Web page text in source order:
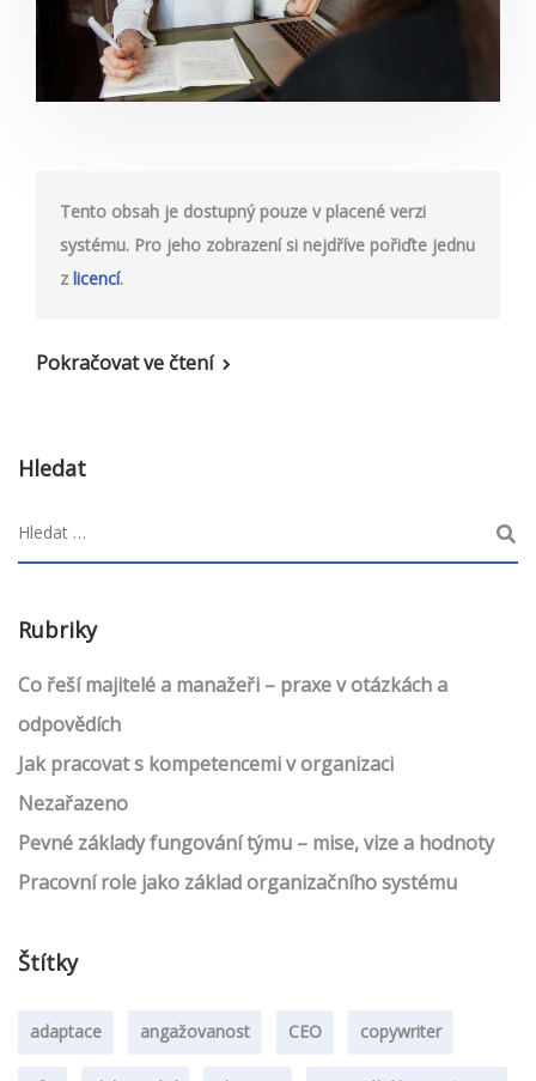
Tento obsah je dostupný pouze v placené verzi
systému. Pro jeho zobrazení si nejdříve pořiďte jednu
z licencí.
Pokračovat ve čtení
Hledat
Rubriky
Co řeší majitelé a manažeři – praxe v otázkách a
odpovědích
Jak pracovat s kompetencemi v organizaci
Nezařazeno
Pevné základy fungování týmu – mise, vize a hodnoty
Pracovní role jako základ organizačního systému
Štítky
adaptace angažovanost CEO copywriter